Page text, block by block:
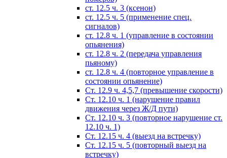
ст. 12.5 ч. 3 (ксенон)
ст. 12.5 ч. 5 (применение спец.
сигналов)
cт. 12.8 ч. 1 (управление в состоянии
опьянения)
ст. 12.8 ч. 2 (передача управления
пьяному)
ст. 12.8 ч. 4 (повторное управление в
состоянии опьянение)
Ст. 12.9 ч. 4,5,7 (превышение скорости)
Ст. 12.10 ч. 1 (нарушение правил
движения через Ж/Д пути)
Ст. 12.10 ч. 3 (повторное нарушение ст.
12.10 ч. 1)
Ст. 12.15 ч. 4 (выезд на встречку)
Ст. 12.15 ч. 5 (повторный выезд на
встречку)